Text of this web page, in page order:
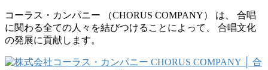
コ
ン
テ
ツ
ナ
ビ
ゲ
シ
コーラス・カンパニー （CHORUS COMPANY） は、 合唱
に関わる全ての人々を結びつけることによって、 合唱文化
の発展に貢献します。